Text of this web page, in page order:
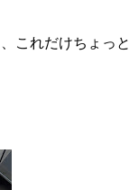
これだけちょっと